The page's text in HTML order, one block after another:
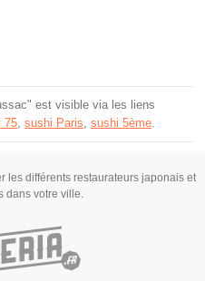
est visible via les liens
75, sushi Paris, sushi 5ème.
les différents restaurateurs japonais et
dans votre ville.